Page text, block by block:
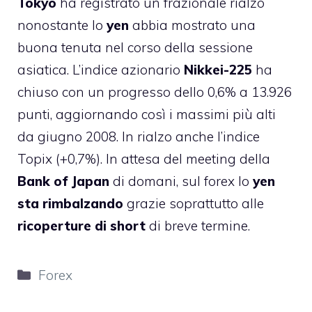
nonostante lo yen abbia mostrato una
buona tenuta nel corso della sessione
asiatica. L’indice azionario Nikkei-225 ha
chiuso con un progresso dello 0,6% a 13.926
punti, aggiornando così i massimi più alti
da giugno 2008. In rialzo anche l’indice
Topix (+0,7%). In attesa del meeting della
Bank of Japan di domani, sul forex lo yen
sta rimbalzando grazie soprattutto alle
ricoperture di short di breve termine.
Categorie
Forex